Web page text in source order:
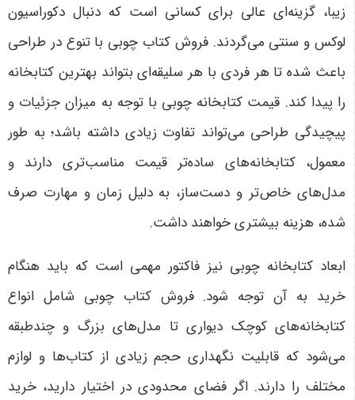
زیبا، گزینه‌ای عالی برای کسانی است که دنبال دکوراسیون
لوکس و سنتی می‌گردند. فروش کتاب چوبی با تنوع در طراحی
باعث شده تا هر فردی با هر سلیقه‌ای بتواند بهترین کتابخانه
را پیدا کند. قیمت کتابخانه چوبی با توجه به میزان جزئیات و
پیچیدگی طراحی می‌تواند تفاوت زیادی داشته باشد؛ به طور
معمول، کتابخانه‌های ساده‌تر قیمت مناسب‌تری دارند و
مدل‌های خاص‌تر و دست‌ساز، به دلیل زمان و مهارت صرف
شده، هزینه بیشتری خواهند داشت.
ابعاد کتابخانه چوبی نیز فاکتور مهمی است که باید هنگام
خرید به آن توجه شود. فروش کتاب چوبی شامل انواع
کتابخانه‌های کوچک دیواری تا مدل‌های بزرگ و چندطبقه
می‌شود که قابلیت نگهداری حجم زیادی از کتاب‌ها و لوازم
مختلف را دارند. اگر فضای محدودی در اختیار دارید، خرید